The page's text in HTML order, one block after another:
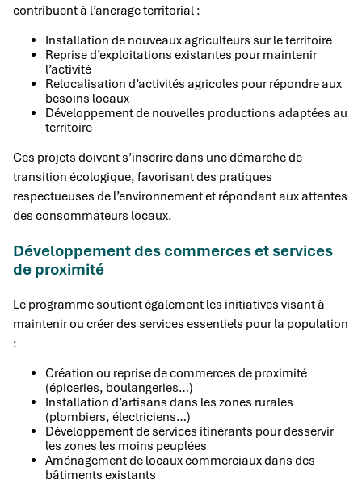
contribuent à l’ancrage territorial :
Installation de nouveaux agriculteurs sur le territoire
Reprise d’exploitations existantes pour maintenir
l’activité
Relocalisation d’activités agricoles pour répondre aux
besoins locaux
Développement de nouvelles productions adaptées au
territoire
Ces projets doivent s’inscrire dans une démarche de
transition écologique, favorisant des pratiques
respectueuses de l’environnement et répondant aux attentes
des consommateurs locaux.
Développement des commerces et services
de proximité
Le programme soutient également les initiatives visant à
maintenir ou créer des services essentiels pour la population
:
Création ou reprise de commerces de proximité
(épiceries, boulangeries…)
Installation d’artisans dans les zones rurales
(plombiers, électriciens…)
Développement de services itinérants pour desservir
les zones les moins peuplées
Aménagement de locaux commerciaux dans des
bâtiments existants